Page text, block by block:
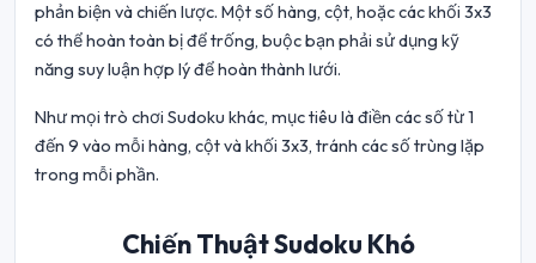
phản biện và chiến lược. Một số hàng, cột, hoặc các khối 3x3
có thể hoàn toàn bị để trống, buộc bạn phải sử dụng kỹ
năng suy luận hợp lý để hoàn thành lưới.
Như mọi trò chơi Sudoku khác, mục tiêu là điền các số từ 1
đến 9 vào mỗi hàng, cột và khối 3x3, tránh các số trùng lặp
trong mỗi phần.
Chiến Thuật Sudoku Khó